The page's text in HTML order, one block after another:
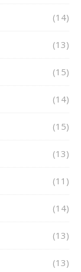
(14)
(13)
(15)
(14)
(15)
(13)
(11)
(14)
(13)
(13)